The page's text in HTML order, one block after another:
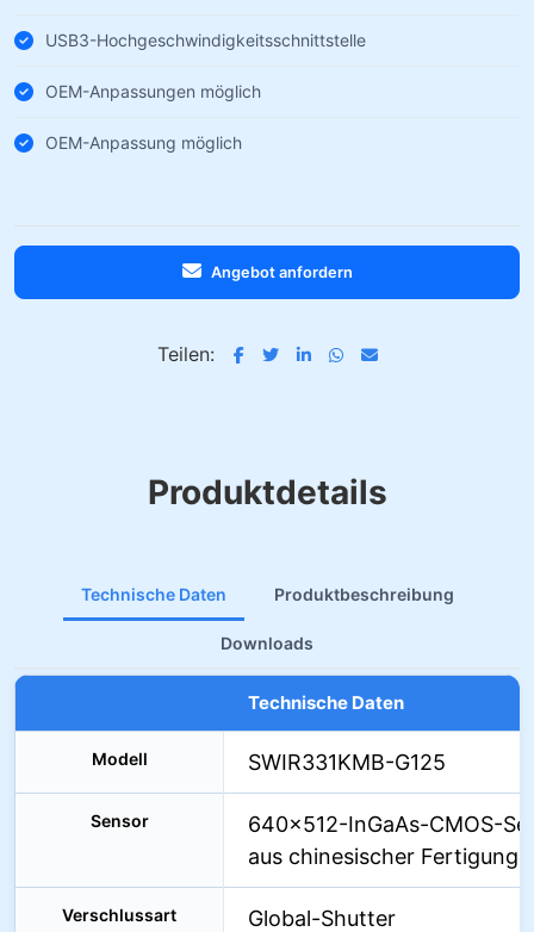
USB3-Hochgeschwindigkeitsschnittstelle
OEM-Anpassungen möglich
OEM-Anpassung möglich
Angebot anfordern
Teilen:
Produktdetails
Technische Daten Produktbeschreibung
Downloads
Technische Daten
Modell SWIR331KMB-G125
Sensor
640×512-InGaAs-CMOS-
aus chinesischer Fertigung
Verschlussart Global-Shutter